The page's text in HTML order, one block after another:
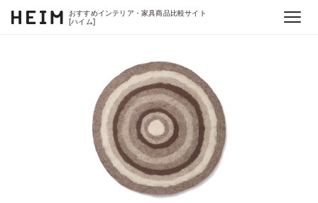
おすすめインテリア・家具商品比較サイト
[ハイム]